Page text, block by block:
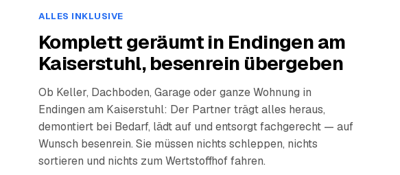
ALLES INKLUSIVE
Komplett geräumt in Endingen am
Kaiserstuhl, besenrein übergeben
Ob Keller, Dachboden, Garage oder ganze Wohnung in
Endingen am Kaiserstuhl: Der Partner trägt alles heraus,
demontiert bei Bedarf, lädt auf und entsorgt fachgerecht — auf
Wunsch besenrein. Sie müssen nichts schleppen, nichts
sortieren und nichts zum Wertstoffhof fahren.